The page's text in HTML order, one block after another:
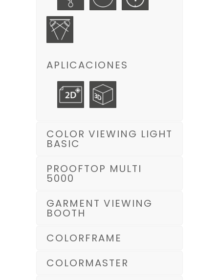
APLICACIONES
COLOR VIEWING LIGHT
BASIC
PROOFTOP MULTI
5000
GARMENT VIEWING
BOOTH
COLORFRAME
COLORMASTER